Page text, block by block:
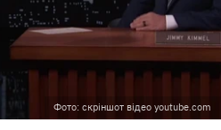
Фото: скріншот відео youtube.com